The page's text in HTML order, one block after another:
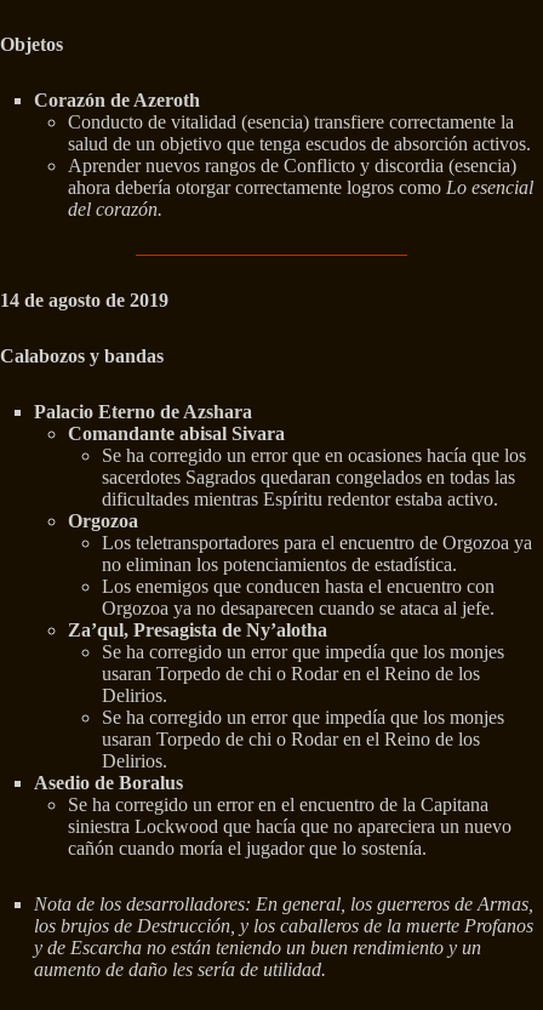
Objetos
Corazón de Azeroth
Conducto de vitalidad (esencia) transfiere correctamente la
salud de un objetivo que tenga escudos de absorción activos.
Aprender nuevos rangos de Conflicto y discordia (esencia)
ahora debería otorgar correctamente logros como Lo esencial
del corazón.
14 de agosto de 2019
Calabozos y bandas
Palacio Eterno de Azshara
Comandante abisal Sivara
Se ha corregido un error que en ocasiones hacía que los
sacerdotes Sagrados quedaran congelados en todas las
dificultades mientras Espíritu redentor estaba activo.
Orgozoa
Los teletransportadores para el encuentro de Orgozoa ya
no eliminan los potenciamientos de estadística.
Los enemigos que conducen hasta el encuentro con
Orgozoa ya no desaparecen cuando se ataca al jefe.
Za’qul, Presagista de Ny’alotha
Se ha corregido un error que impedía que los monjes
usaran Torpedo de chi o Rodar en el Reino de los
Delirios.
Se ha corregido un error que impedía que los monjes
usaran Torpedo de chi o Rodar en el Reino de los
Delirios.
Asedio de Boralus
Se ha corregido un error en el encuentro de la Capitana
siniestra Lockwood que hacía que no apareciera un nuevo
cañón cuando moría el jugador que lo sostenía.
Nota de los desarrolladores: En general, los guerreros de Armas,
los brujos de Destrucción, y los caballeros de la muerte Profanos
y de Escarcha no están teniendo un buen rendimiento y un
aumento de daño les sería de utilidad.